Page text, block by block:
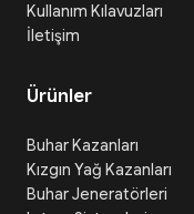
Kullanım Kılavuzları
İletişim
Ürünler
Buhar Kazanları
Kızgın Yağ Kazanları
Buhar Jeneratörleri